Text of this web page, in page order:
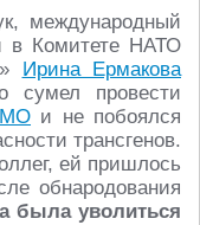
международный
в Комитете НАТО
Ирина Ермакова
сумел провести
и не побоялся
трансгенов.
ей пришлось
обнародования
была уволиться